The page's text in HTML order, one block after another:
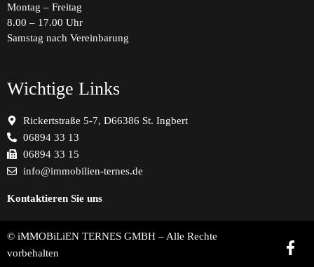
Montag – Freitag
8.00 – 17.00 Uhr
Samstag nach Vereinbarung
Wichtige Links
Rickertstraße 5-7, D66386 St. Ingbert
06894 33 13
06894 33 15
info@immobilien-ternes.de
Kontaktieren Sie uns
© iMMOBiLiEN TERNES GMBH – Alle Rechte
vorbehalten